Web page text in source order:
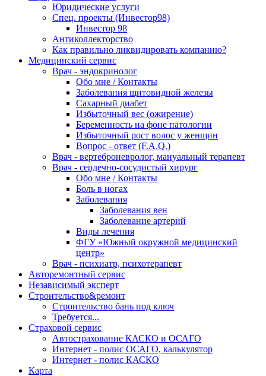
Юридические услуги
Спец. проекты (Инвестор98)
Инвестор 98
Антиколлекторство
Как правильно ликвидировать компанию?
Медицинский сервис
Врач - эндокринолог
Обо мне / Контакты
Заболевания щитовидной железы
Сахарный диабет
Избыточный вес (ожирение)
Беременность на фоне патологии
Избыточный рост волос у женщин
Вопрос - ответ (F.A.Q.)
Врач - вертеброневролог, мануальный терапевт
Врач - сердечно-сосудистый хирург
Обо мне / Контакты
Боль в ногах
Заболевания
Заболевания вен
Заболевание артерий
Виды лечения
ФГУ «Южный окружной медицинский
центр»
Врач - психиатр, психотерапевт
Авторемонтный сервис
Независимый эксперт
Строительство&ремонт
Строительство бань под ключ
Требуется...
Страховой сервис
Автострахование КАСКО и ОСАГО
Интернет - полис ОСАГО, калькулятор
Интернет - полис КАСКО
Карта